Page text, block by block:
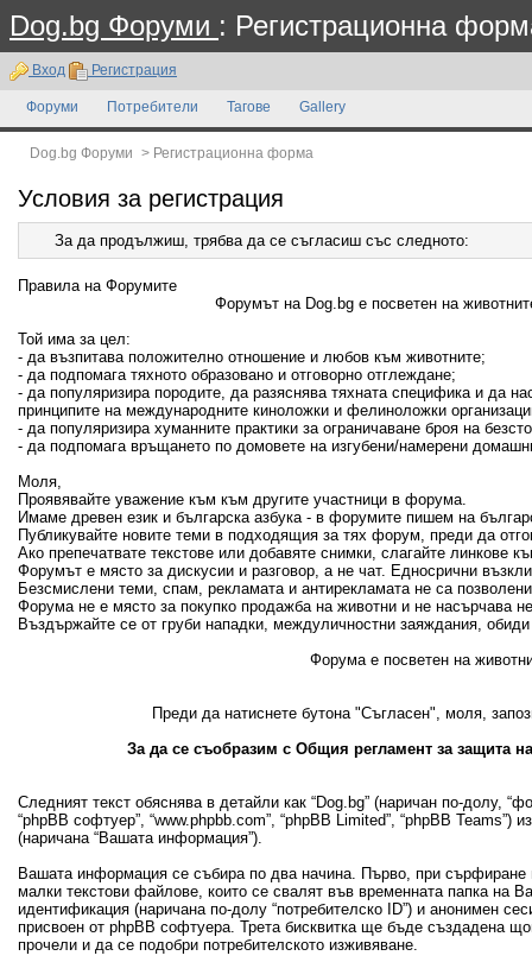
Dog.bg Форуми : Регистрационна
Вход Регистрация
Форуми Потребители Тагове Gallery
Dog.bg Форуми > Регистрационна форма
Условия за регистрация
За да продължиш, трябва да се съгласиш със следното:
Правила на Форумите
Форумът на Dog.bg е посветен на
Той има за цел:
- да възпитава положително отношение и любов към животните;
- да подпомага тяхното образовано и отговорно отглеждане;
- да популяризира породите, да разяснява тяхната специфика и да
принципите на международните киноложки и фелиноложки
- да популяризира хуманните практики за ограничаване броя на
- да подпомага връщането по домовете на изгубени/намерени
Моля,
Проявявайте уважение към към другите участници в форума.
Имаме древен език и българска азбука - в форумите пишем на
Публикувайте новите теми в подходящия за тях форум, преди да
Ако препечатвате текстове или добавяте снимки, слагайте линкове
Форумът е място за дискусии и разговор, а не чат. Едносрични
Безсмислени теми, спам, рекламата и антирекламата не са
Форума не е място за покупко продажба на животни и не насърчава
Въздържайте се от груби нападки, междуличностни заяждания,
Форума е посветен на
Преди да натиснете бутона "Съгласен", моля,
За да се съобразим с Общия регламент за защита
Следният текст обяснява в детайли как “Dog.bg” (наричан по-долу,
“phpBB софтуер”, “www.phpbb.com”, “phpBB Limited”, “phpBB
(наричана “Вашата информация”).
Вашата информация се събира по два начина. Първо, при сърфиране
малки текстови файлове, които се свалят във временната папка на
идентификация (наричана по-долу “потребителско ID”) и анонимен
присвоен от phpBB софтуера. Трета бисквитка ще бъде създадена
прочели и да се подобри потребителското изживяване.